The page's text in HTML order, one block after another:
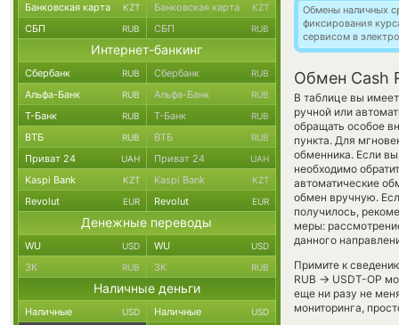
Обмены наличных
фиксирования
сервисом в
Обмен Cash
В таблице вы
ручной или
обращать особое
пункта. Для
обменника. Если
необходимо
автоматические
обмен вручную.
получилось,
меры:
данного
Примите к
RUB → USDT-OP
еще ни разу не
мониторинга,
Банковская карта KZT Банковская карта KZT
СБП RUB СБП RUB
Интернет-банкинг
Сбербанк RUB Сбербанк RUB
Альфа-Банк RUB Альфа-Банк RUB
Т-Банк RUB Т-Банк RUB
ВТБ RUB ВТБ RUB
Приват 24 UAH Приват 24 UAH
Kaspi Bank KZT Kaspi Bank KZT
Revolut EUR Revolut EUR
Денежные переводы
WU USD WU USD
ЗК RUB ЗК RUB
Наличные деньги
Наличные USD Наличные USD